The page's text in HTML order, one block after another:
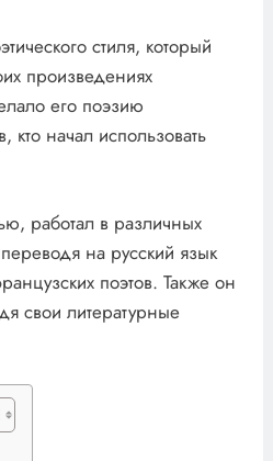
стиля, который
произведениях
его поэзию
начал использовать
работал в различных
на русский язык
поэтов. Также он
свои литературные